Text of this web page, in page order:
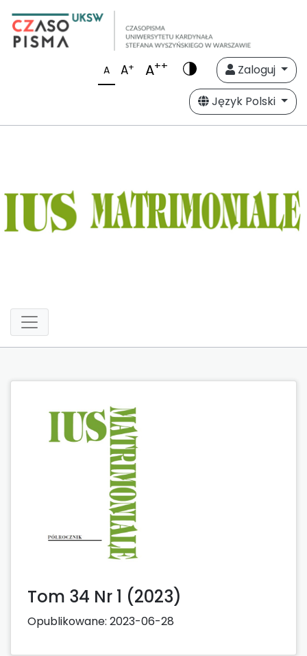
A A+ A++
Zaloguj
Język Polski
Tom 34 Nr 1 (2023)
Opublikowane: 2023-06-28